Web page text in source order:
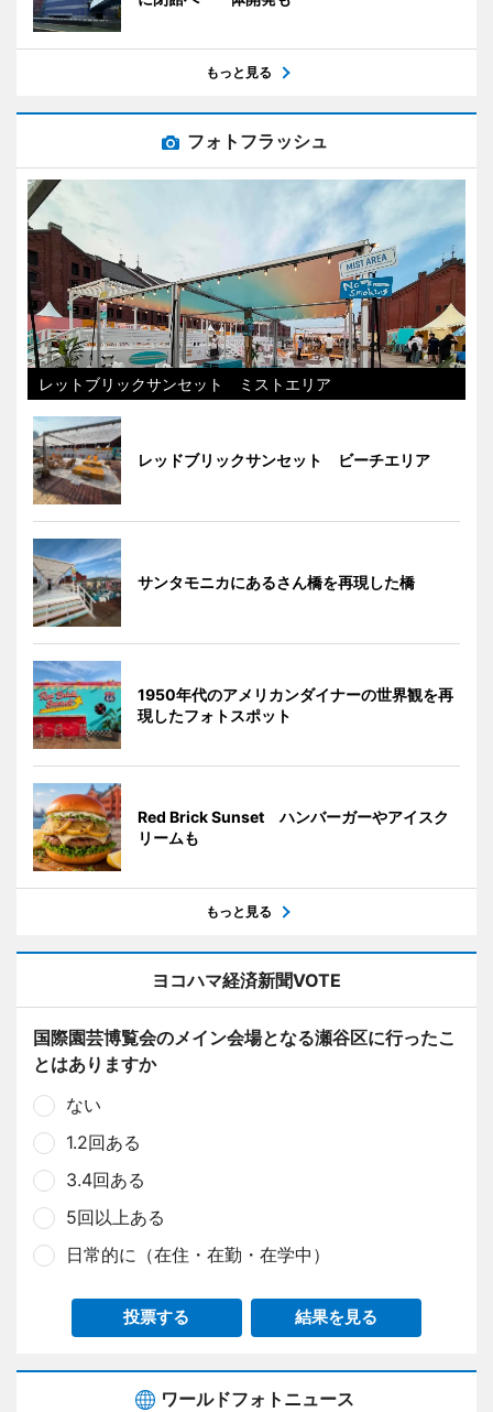
もっと見る
フォトフラッシュ
レットブリックサンセット ミストエリア
レッドブリックサンセット ビーチエリア
サンタモニカにあるさん橋を再現した橋
1950年代のアメリカンダイナーの世界観を再
現したフォトスポット
Red Brick Sunset ハンバーガーやアイスク
リームも
もっと見る
ヨコハマ経済新聞VOTE
国際園芸博覧会のメイン会場となる瀬谷区に行ったこ
とはありますか
ない
1.2回ある
3.4回ある
5回以上ある
日常的に（在住・在勤・在学中）
投票する 結果を見る
ワールドフォトニュース